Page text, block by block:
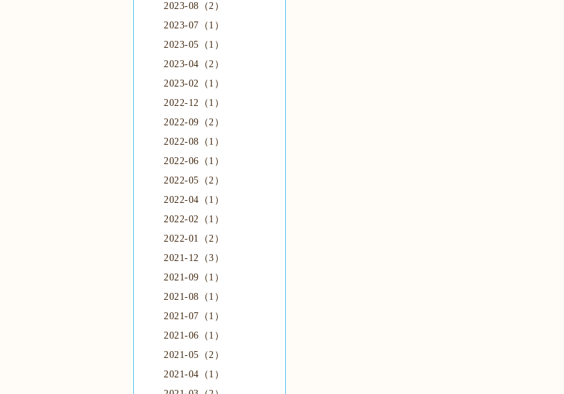
2023-08（2）
2023-07（1）
2023-05（1）
2023-04（2）
2023-02（1）
2022-12（1）
2022-09（2）
2022-08（1）
2022-06（1）
2022-05（2）
2022-04（1）
2022-02（1）
2022-01（2）
2021-12（3）
2021-09（1）
2021-08（1）
2021-07（1）
2021-06（1）
2021-05（2）
2021-04（1）